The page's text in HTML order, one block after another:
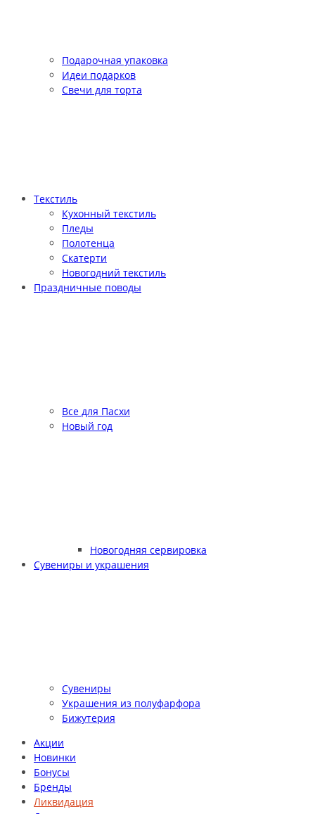
Подарочная упаковка
Идеи подарков
Свечи для торта
Текстиль
Кухонный текстиль
Пледы
Полотенца
Скатерти
Новогодний текстиль
Праздничные поводы
Все для Пасхи
Новый год
Новогодняя сервировка
Сувениры и украшения
Сувениры
Украшения из полуфарфора
Бижутерия
Акции
Новинки
Бонусы
Бренды
Ликвидация